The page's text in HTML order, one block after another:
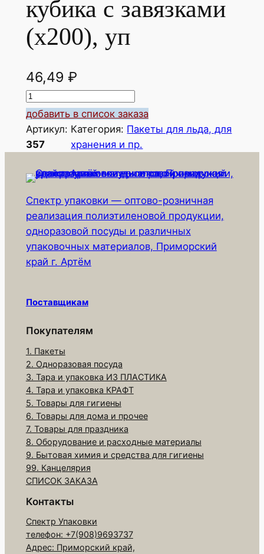
кубика с завязками
(х200), уп
46,49 ₽
К
о
л
и
е
т
в
о
т
о
р
а
а
к
е
т
д
л
я
л
ь
а
2
2
добавить в список заказа
Артикул:
357
Категория: Пакеты для льда, для
хранения и пр.
Спектр упаковки — оптово-розничная
реализация полиэтиленовой продукции,
одноразовой посуды и различных
упаковочных материалов, Приморский
край г. Артём
Поставщикам
Покупателям
1. Пакеты
2. Одноразовая посуда
3. Тара и упаковка ИЗ ПЛАСТИКА
4. Тара и упаковка КРАФТ
5. Товары для гигиены
6. Товары для дома и прочее
7. Товары для праздника
8. Оборудование и расходные материалы
9. Бытовая химия и средства для гигиены
99. Канцелярия
СПИСОК ЗАКАЗА
Контакты
Спектр Упаковки
телефон: +7(908)9693737
Адрес: Приморский край,